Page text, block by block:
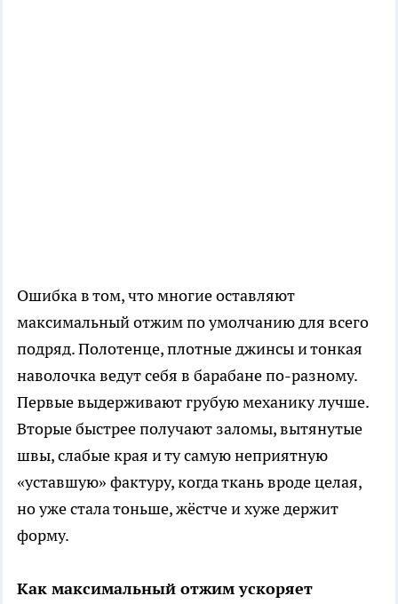
Ошибка в том, что многие оставляют
максимальный отжим по умолчанию для всего
подряд. Полотенце, плотные джинсы и тонкая
наволочка ведут себя в барабане по-разному.
Первые выдерживают грубую механику лучше.
Вторые быстрее получают заломы, вытянутые
швы, слабые края и ту самую неприятную
«уставшую» фактуру, когда ткань вроде целая,
но уже стала тоньше, жёстче и хуже держит
форму.
Как максимальный отжим ускоряет